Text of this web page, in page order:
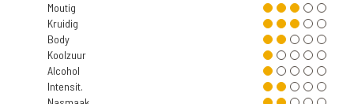
Moutig
Kruidig
Body
Koolzuur
Alcohol
Intensit.